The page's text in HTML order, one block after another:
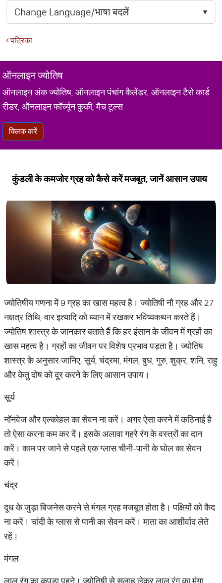
पत्रिका
ऑनलाइन ज्योतिष
ऑनलाइन अंक ज्योतिष, ऑनलाइन पंचांग कैलेंडर, ऑनलाइन टैरो कार्ड
रीडर, ऑनलाइन फॉर्च्यून कुकी, मैच टूल्स
क्लिक करें
कुंडली के कमजोर ग्रह को कैसे करें मजबूत, जानें आसान उपाय
ज्योतिषीय गणना में 9 ग्रह का खास महत्व है। ज्योतिषी नौ ग्रह और 27
नक्षत्र तिथि, वार इत्यादि को ध्यान में रखकर भविष्यकथन करते हैं।
ज्योतिष शास्त्र के जानकार बताते हैं कि हर इंसान के जीवन में ग्रहों का
खास महत्व है। ग्रहों का जीवन पर विशेष प्रभाव पड़ता है। ज्योतिष
शास्त्र के अनुसार जानिए, सूर्य, चंद्रमा, मंगल, बुध, गुरु, शुक्र, शनि, राहु
और केतु दोष को दूर करने के लिए आसान उपाय।
सूर्य
नॉनवेज और एल्कोहल का सेवन ना करें। अगर ऐसा करने में कठिनाई है
तो ऐसा करना कम कर दें। इसके अलावा गहरे रंग के वस्त्रों का दान
करें। काम पर जाने से पहले एक ग्लास चीनी-पानी के घोल का सेवन
करें।
चंद्र
दूध के जुड़ा बिजनेस करने से मंगल ग्रह मजबूत होता है। पक्षियों को कैद
ना करें। चांदी के ग्लास से पानी का सेवन करें। माता का आशीर्वाद लेते
रहें।
मंगल